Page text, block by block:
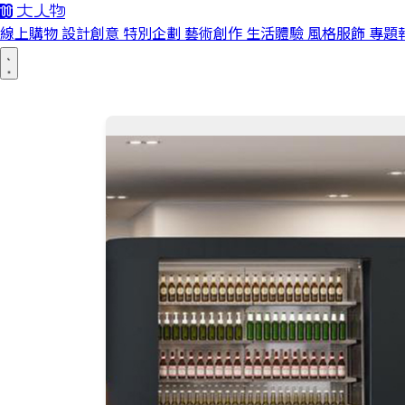
線上購物 設計創意 特別企劃 藝術創作 生活體驗 風格服飾 專題